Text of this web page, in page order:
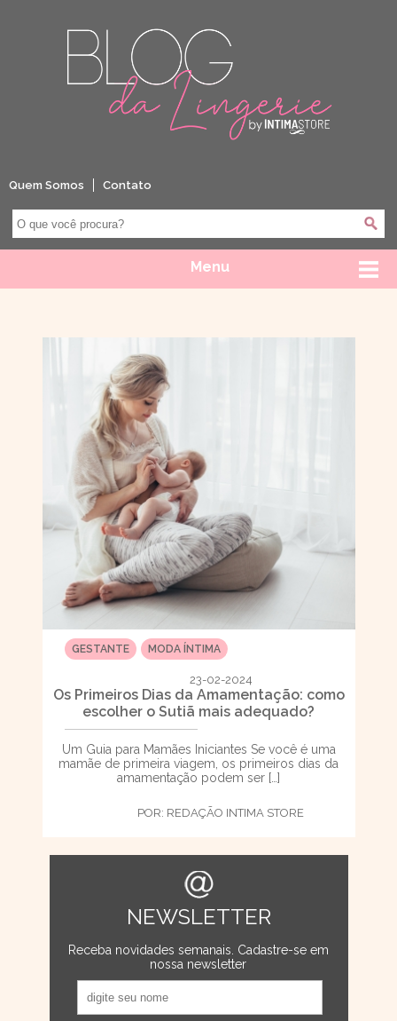
Quem Somos Contato
Menu
GESTANTE MODA ÍNTIMA
23-02-2024
Os Primeiros Dias da Amamentação: como
escolher o Sutiã mais adequado?
Um Guia para Mamães Iniciantes Se você é uma
mamãe de primeira viagem, os primeiros dias da
amamentação podem ser […]
POR: REDAÇÃO INTIMA STORE
NEWSLETTER
Receba novidades semanais. Cadastre-se em
nossa newsletter